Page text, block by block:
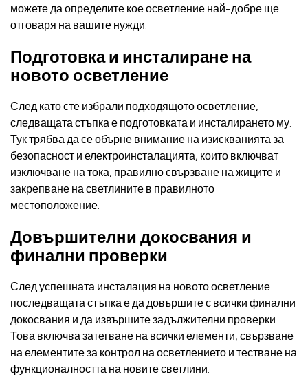
можете да определите кое осветление най-добре ще
отговаря на вашите нужди.
Подготовка и инсталиране на
новото осветление
След като сте избрали подходящото осветление,
следващата стъпка е подготовката и инсталирането му.
Тук трябва да се обърне внимание на изискванията за
безопасност и електроинсталацията, които включват
изключване на тока, правилно свързване на жиците и
закрепване на светлините в правилното
местоположение.
Довършителни докосвания и
финални проверки
След успешната инсталация на новото осветление
последващата стъпка е да довършите с всички финални
докосвания и да извършите задължителни проверки.
Това включва затегване на всички елементи, свързване
на елементите за контрол на осветлението и тестване на
функционалността на новите светлини.